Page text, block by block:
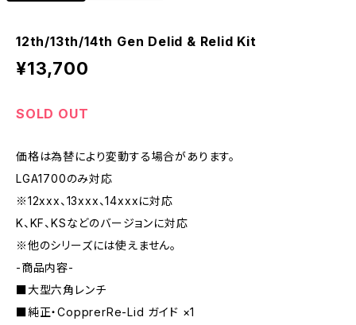
12th/13th/14th Gen Delid & Relid Kit
¥13,700
SOLD OUT
価格は為替により変動する場合があります。
LGA1700のみ対応
※12xxx、13xxx、14xxxに対応
K、KF、KSなどのバージョンに対応
※他のシリーズには使えません。
-商品内容-
■大型六角レンチ
■純正・CopprerRe-Lid ガイド ×1